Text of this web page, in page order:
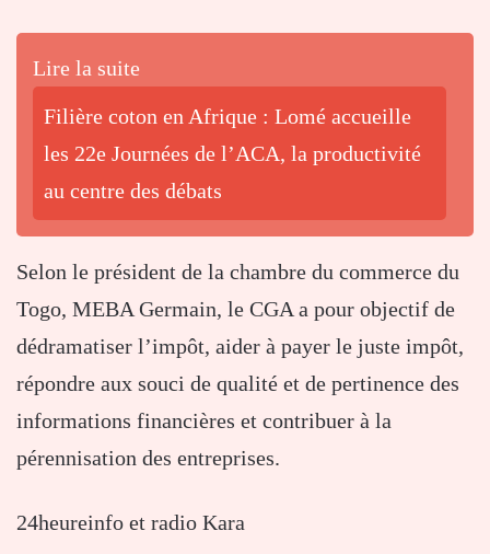
Lire la suite
Filière coton en Afrique : Lomé accueille
les 22e Journées de l’ACA, la productivité
au centre des débats
Selon le président de la chambre du commerce du
Togo, MEBA Germain, le CGA a pour objectif de
dédramatiser l’impôt, aider à payer le juste impôt,
répondre aux souci de qualité et de pertinence des
informations financières et contribuer à la
pérennisation des entreprises.
24heureinfo et radio Kara